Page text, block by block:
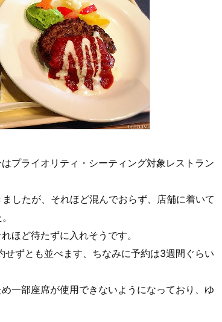
プライオリティ・シーティング対象レストラン
したが、それほど混んでおらず、店舗に着いて
ほど待たずに入れそうです。
ずとも並べます、ちなみに予約は3週間ぐらい
一部座席が使用できないようになっており、ゆ